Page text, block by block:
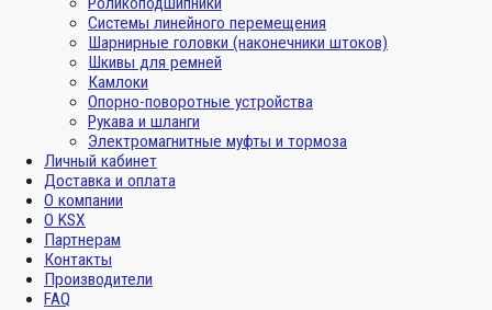
Системы линейного перемещения
Шарнирные головки (наконечники штоков)
Шкивы для ремней
Камлоки
Опорно-поворотные устройства
Рукава и шланги
Электромагнитные муфты и тормоза
Личный кабинет
Доставка и оплата
О компании
О KSX
Партнерам
Контакты
Производители
FAQ